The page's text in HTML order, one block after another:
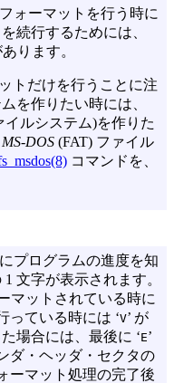
ォーマットを行う時に
続行するためには、
ります。
トだけを行うことに注
を作りたい時には、
ルシステム)を作りた
MS-DOS (FAT) ファイル
コマンドを、
プログラムの進度を知
文字が表示されます。
マットされている時に
っている時には ‘V’ が
場合には、最後に ‘E’
ダ・ヘッダ・セクタの
ーマット処理の完了後